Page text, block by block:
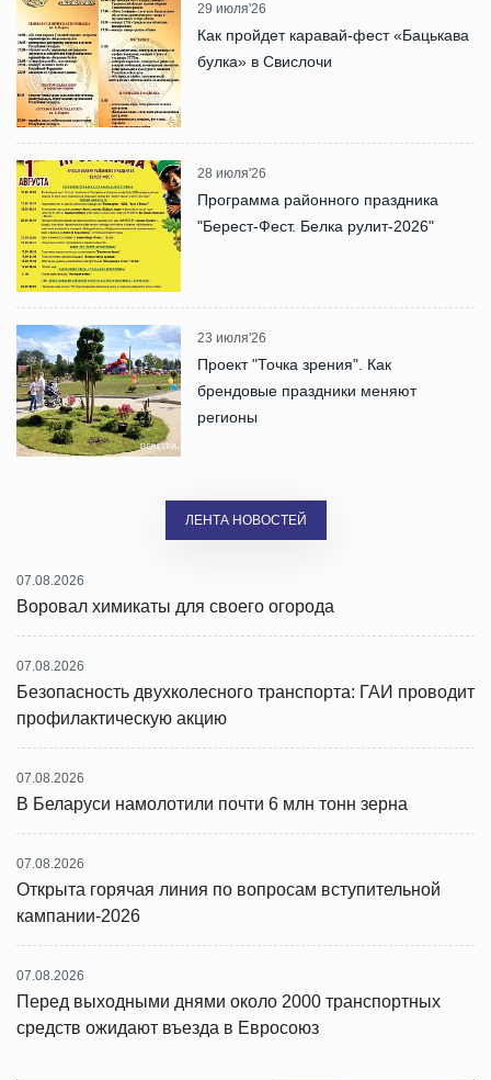
29 июля'26
Как пройдет каравай-фест «Бацькава
булка» в Свислочи
28 июля'26
Программа районного праздника
"Берест-Фест. Белка рулит-2026"
23 июля'26
Проект "Точка зрения". Как
брендовые праздники меняют
регионы
ЛЕНТА НОВОСТЕЙ
07.08.2026
Воровал химикаты для своего огорода
07.08.2026
Безопасность двухколесного транспорта: ГАИ проводит
профилактическую акцию
07.08.2026
В Беларуси намолотили почти 6 млн тонн зерна
07.08.2026
Открыта горячая линия по вопросам вступительной
кампании-2026
07.08.2026
Перед выходными днями около 2000 транспортных
средств ожидают въезда в Евросоюз